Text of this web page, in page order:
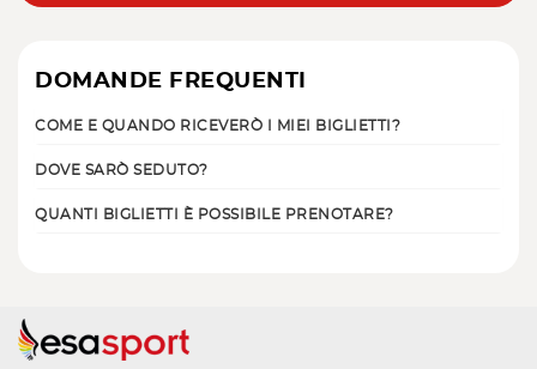
DOMANDE FREQUENTI
COME E QUANDO RICEVERÒ I MIEI BIGLIETTI?
DOVE SARÒ SEDUTO?
QUANTI BIGLIETTI È POSSIBILE PRENOTARE?